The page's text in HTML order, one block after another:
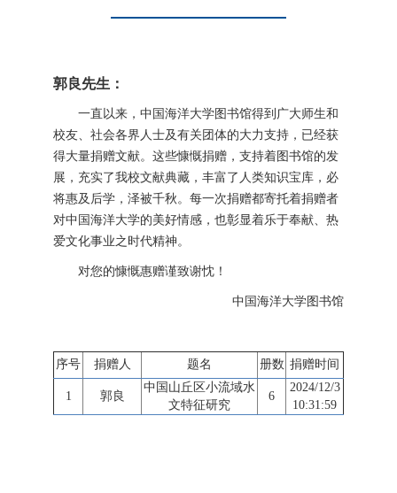
郭良先生：
一直以来，中国海洋大学图书馆得到广大师生和
校友、社会各界人士及有关团体的大力支持，已经获
得大量捐赠文献。这些慷慨捐赠，支持着图书馆的发
展，充实了我校文献典藏，丰富了人类知识宝库，必
将惠及后学，泽被千秋。每一次捐赠都寄托着捐赠者
对中国海洋大学的美好情感，也彰显着乐于奉献、热
爱文化事业之时代精神。
对您的慷慨惠赠谨致谢忱！
中国海洋大学图书馆
序号 捐赠人 题名 册数 捐赠时间
1 郭良
中国山丘区小流域水
文特征研究
6
2024/12/3
10:31:59